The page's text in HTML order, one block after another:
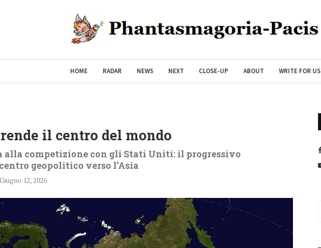
HOME RADAR NEWS NEXT CLOSE-UP ABOUT WRITE FOR US
il centro del mondo
alla competizione con gli Stati Uniti: il progressivo
geopolitico verso l’Asia
Giugno 12, 2026